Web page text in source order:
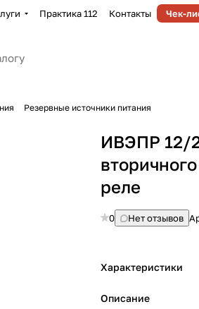
Практика 112 Контакты Чек-
Резервные источники питания
ИВЭПР 12/2
реле
0 Нет отзывов
Характеристики
Описание